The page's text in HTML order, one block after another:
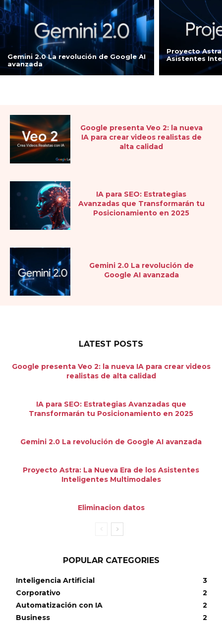
Gemini 2.0 La revolución de Google AI
avanzada
Proyecto
Asistentes
Google presenta Veo 2: la nueva
IA para crear videos realistas de
alta calidad
IA para SEO: Estrategias
Avanzadas que Transformarán tu
Posicionamiento en 2025
Gemini 2.0 La revolución de
Google AI avanzada
LATEST POSTS
Google presenta Veo 2: la nueva IA para crear videos
realistas de alta calidad
IA para SEO: Estrategias Avanzadas que
Transformarán tu Posicionamiento en 2025
Gemini 2.0 La revolución de Google AI avanzada
Proyecto Astra: La Nueva Era de los Asistentes
Inteligentes Multimodales
Eliminacion datos
POPULAR CATEGORIES
Inteligencia Artificial
3
Corporativo
2
Automatización con IA
2
Business
2